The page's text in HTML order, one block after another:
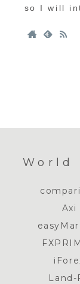
so I will
World
Axi
Land-